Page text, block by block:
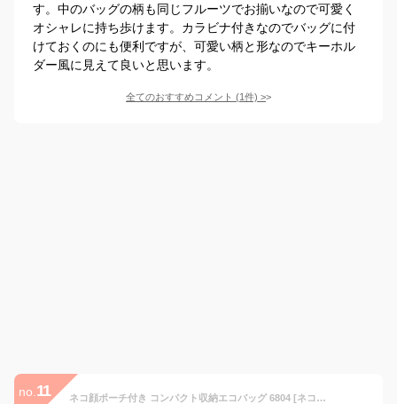
す。中のバッグの柄も同じフルーツでお揃いなので可愛く
オシャレに持ち歩けます。カラビナ付きなのでバッグに付
けておくのにも便利ですが、可愛い柄と形なのでキーホル
ダー風に見えて良いと思います。
全てのおすすめコメント (1件) >
no. 11 ネコ顔ポーチ付き コンパクト収納エコバッグ 6804 [ネコ人間 nekoningen ねこにんげん] 軽量 ポリエステル 撥水 マルシェバッグ [変更キャンセル不可]